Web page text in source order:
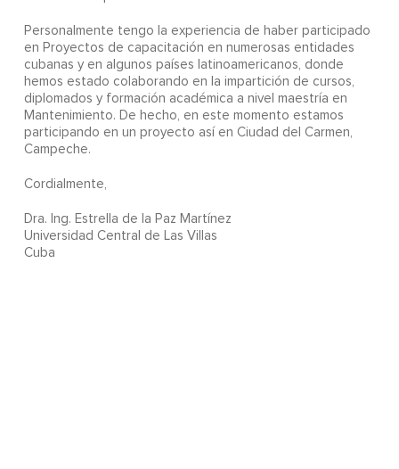
Personalmente tengo la experiencia de haber participado
en Proyectos de capacitación en numerosas entidades
cubanas y en algunos países latinoamericanos, donde
hemos estado colaborando en la impartición de cursos,
diplomados y formación académica a nivel maestría en
Mantenimiento. De hecho, en este momento estamos
participando en un proyecto así en Ciudad del Carmen,
Campeche.
Cordialmente,
Dra. Ing. Estrella de la Paz Martínez
Universidad Central de Las Villas
Cuba